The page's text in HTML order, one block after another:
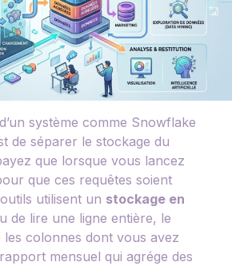
système comme Snowflake
de séparer le stockage du
que lorsque vous lancez
que ces requêtes soient
utilisent un stockage en
de lire une ligne entière, le
colonnes dont vous avez
mensuel qui agrége des